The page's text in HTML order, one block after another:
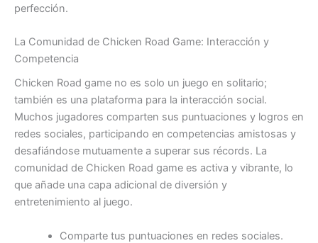
perfección.
La Comunidad de Chicken Road Game: Interacción y
Competencia
Chicken Road game no es solo un juego en solitario;
también es una plataforma para la interacción social.
Muchos jugadores comparten sus puntuaciones y logros en
redes sociales, participando en competencias amistosas y
desafiándose mutuamente a superar sus récords. La
comunidad de Chicken Road game es activa y vibrante, lo
que añade una capa adicional de diversión y
entretenimiento al juego.
Comparte tus puntuaciones en redes sociales.